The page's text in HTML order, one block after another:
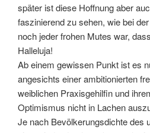
später ist diese Hoffnung aber
faszinierend zu sehen, wie bei
noch jeder frohen Mutes war,
Halleluja!
Ab einem gewissen Punkt ist es
angesichts einer ambitionierten
weiblichen Praxisgehilfin und
Optimismus nicht in Lachen
Je nach Bevölkerungsdichte des